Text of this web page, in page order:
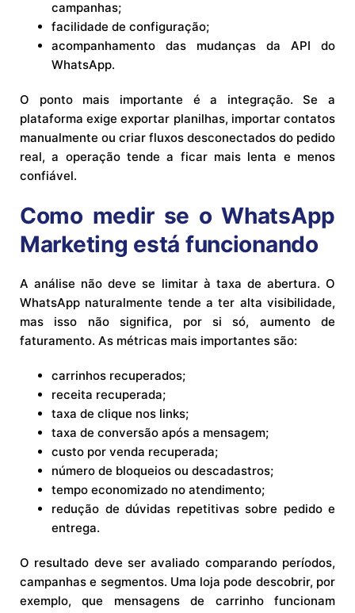
campanhas;
facilidade de configuração;
acompanhamento das mudanças da API do
WhatsApp.
O ponto mais importante é a integração. Se a
plataforma exige exportar planilhas, importar contatos
manualmente ou criar fluxos desconectados do pedido
real, a operação tende a ficar mais lenta e menos
confiável.
Como medir se o WhatsApp
Marketing está funcionando
A análise não deve se limitar à taxa de abertura. O
WhatsApp naturalmente tende a ter alta visibilidade,
mas isso não significa, por si só, aumento de
faturamento. As métricas mais importantes são:
carrinhos recuperados;
receita recuperada;
taxa de clique nos links;
taxa de conversão após a mensagem;
custo por venda recuperada;
número de bloqueios ou descadastros;
tempo economizado no atendimento;
redução de dúvidas repetitivas sobre pedido e
entrega.
O resultado deve ser avaliado comparando períodos,
campanhas e segmentos. Uma loja pode descobrir, por
exemplo, que mensagens de carrinho funcionam